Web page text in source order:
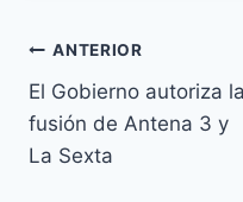
Navegación
de
entradas
ANTERIOR
El Gobierno autoriza la
fusión de Antena 3 y
La Sexta